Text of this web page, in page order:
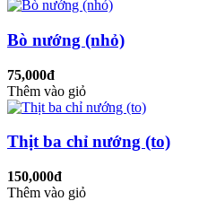
Bò nướng (nhỏ)
75,000đ
Thêm vào giỏ
Thịt ba chỉ nướng (to)
150,000đ
Thêm vào giỏ